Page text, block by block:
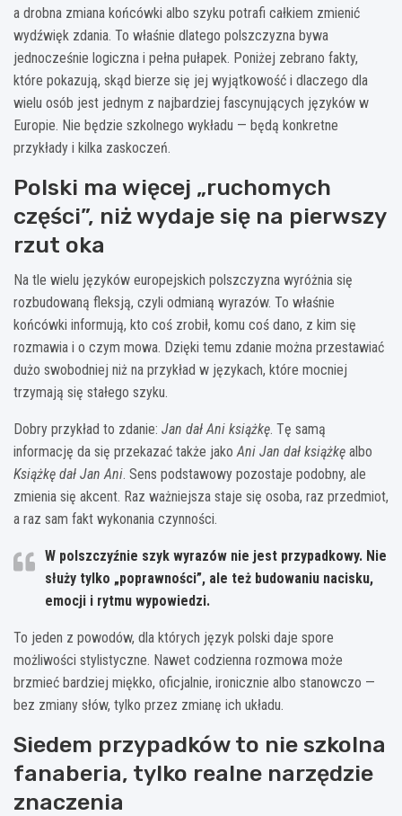
a drobna zmiana końcówki albo szyku potrafi całkiem zmienić
wydźwięk zdania. To właśnie dlatego polszczyzna bywa
jednocześnie logiczna i pełna pułapek. Poniżej zebrano fakty,
które pokazują, skąd bierze się jej wyjątkowość i dlaczego dla
wielu osób jest jednym z najbardziej fascynujących języków w
Europie. Nie będzie szkolnego wykładu — będą konkretne
przykłady i kilka zaskoczeń.
Polski ma więcej „ruchomych
części”, niż wydaje się na pierwszy
rzut oka
Na tle wielu języków europejskich polszczyzna wyróżnia się
rozbudowaną fleksją, czyli odmianą wyrazów. To właśnie
końcówki informują, kto coś zrobił, komu coś dano, z kim się
rozmawia i o czym mowa. Dzięki temu zdanie można przestawiać
dużo swobodniej niż na przykład w językach, które mocniej
trzymają się stałego szyku.
Dobry przykład to zdanie: Jan dał Ani książkę. Tę samą
informację da się przekazać także jako Ani Jan dał książkę albo
Książkę dał Jan Ani. Sens podstawowy pozostaje podobny, ale
zmienia się akcent. Raz ważniejsza staje się osoba, raz przedmiot,
a raz sam fakt wykonania czynności.
W polszczyźnie szyk wyrazów nie jest przypadkowy. Nie
służy tylko „poprawności”, ale też budowaniu nacisku,
emocji i rytmu wypowiedzi.
To jeden z powodów, dla których język polski daje spore
możliwości stylistyczne. Nawet codzienna rozmowa może
brzmieć bardziej miękko, oficjalnie, ironicznie albo stanowczo —
bez zmiany słów, tylko przez zmianę ich układu.
Siedem przypadków to nie szkolna
fanaberia, tylko realne narzędzie
znaczenia